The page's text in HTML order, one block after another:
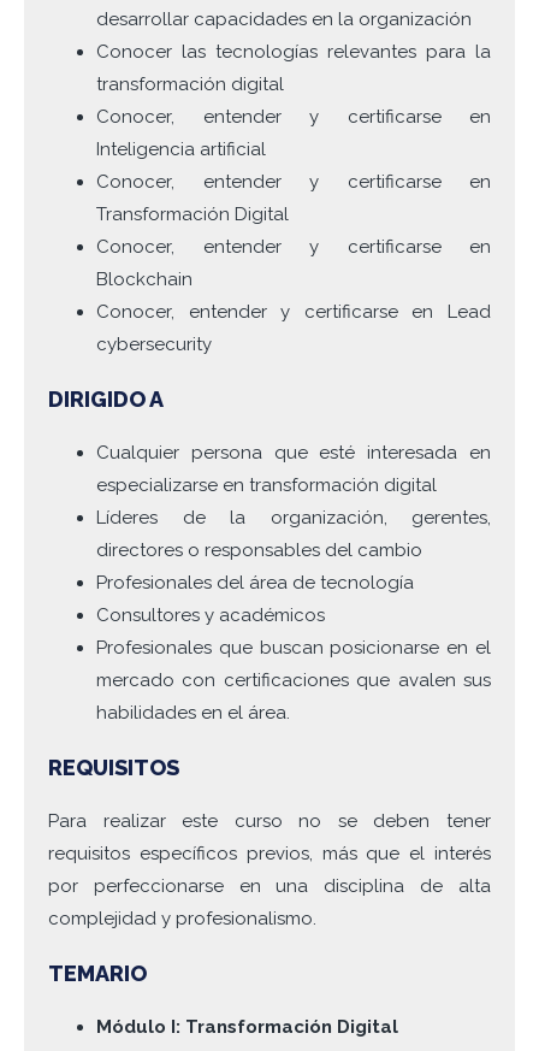
desarrollar capacidades en la organización
Conocer las tecnologías relevantes para la
transformación digital
Conocer, entender y certificarse en
Inteligencia artificial
Conocer, entender y certificarse en
Transformación Digital
Conocer, entender y certificarse en
Blockchain
Conocer, entender y certificarse en Lead
cybersecurity
DIRIGIDO A
Cualquier persona que esté interesada en
especializarse en transformación digital
Líderes de la organización, gerentes,
directores o responsables del cambio
Profesionales del área de tecnología
Consultores y académicos
Profesionales que buscan posicionarse en el
mercado con certificaciones que avalen sus
habilidades en el área.
REQUISITOS
Para realizar este curso no se deben tener
requisitos específicos previos, más que el interés
por perfeccionarse en una disciplina de alta
complejidad y profesionalismo.
TEMARIO
Módulo I: Transformación Digital